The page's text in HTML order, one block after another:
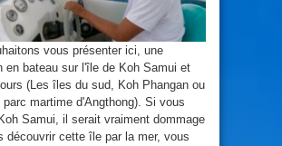
vous présenter ici, une
en bateau sur l'île de Koh Samui et
(Les îles du sud, Koh Phangan ou
parc martime d'Angthong). Si vous
Samui, il serait vraiment dommage
découvrir cette île par la mer, vous